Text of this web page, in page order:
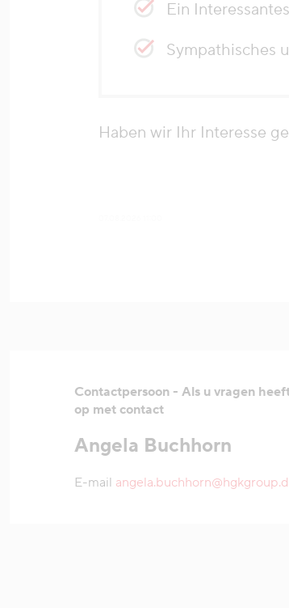
Ein
Sympathisches
Haben wir Ihr Interesse
Contactpersoon - Als u vragen
op met contact
Angela Buchhorn
E-mail